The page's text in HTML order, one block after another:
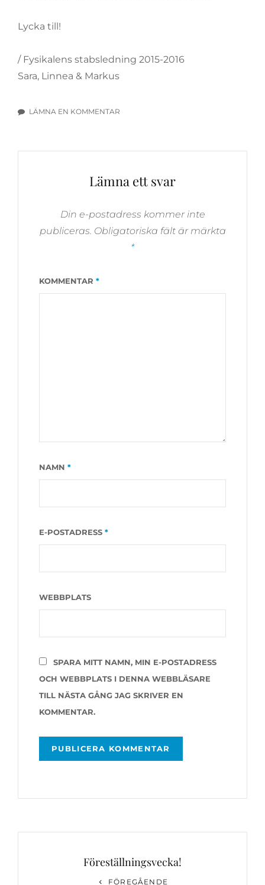
Lycka till!
/ Fysikalens stabsledning 2015-2016
Sara, Linnea & Markus
LÄMNA EN KOMMENTAR
Lämna ett svar
Din e-postadress kommer inte
publiceras. Obligatoriska fält är märkta
*
KOMMENTAR *
NAMN *
E-POSTADRESS *
WEBBPLATS
SPARA MITT NAMN, MIN E-POSTADRESS
OCH WEBBPLATS I DENNA WEBBLÄSARE
TILL NÄSTA GÅNG JAG SKRIVER EN
KOMMENTAR.
Föreställningsvecka!
FÖREGÅENDE